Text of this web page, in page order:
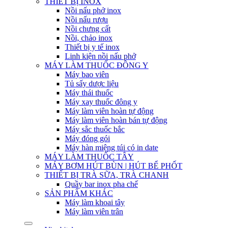
Nồi nấu phở inox
Nồi nấu rượu
Nồi chưng cất
Nồi, chảo inox
Thiết bị y tế inox
Linh kiện nồi nấu phở
MÁY LÀM THUỐC ĐÔNG Y
Máy bao viên
Tủ sấy dược liệu
Máy thái thuốc
Máy xay thuốc đông y
Máy làm viên hoàn tự động
Máy làm viên hoàn bán tự động
Máy sắc thuốc bắc
Máy đóng gói
Máy hàn miệng túi có in date
MÁY LÀM THUỐC TÂY
MÁY BƠM HÚT BÙN | HÚT BỂ PHỐT
THIẾT BỊ TRÀ SỮA, TRÀ CHANH
Quầy bar inox pha chế
SẢN PHẨM KHÁC
Máy làm khoai tây
Máy làm viên trân